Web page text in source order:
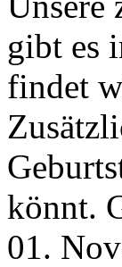
gibt es
findet
könnt.
01.